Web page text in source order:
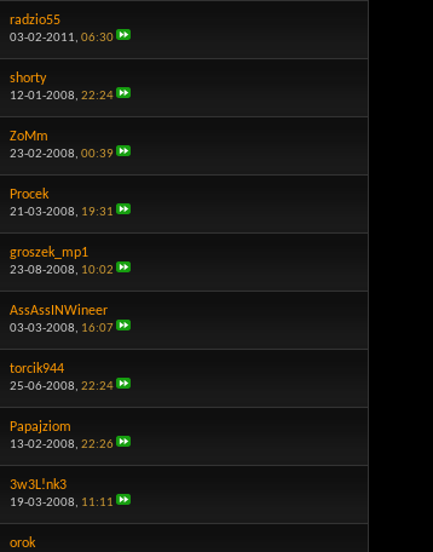
radzio55
03-02-2011, 06:30
shorty
12-01-2008, 22:24
ZoMm
23-02-2008, 00:39
Procek
21-03-2008, 19:31
groszek_mp1
23-08-2008, 10:02
AssAssINWineer
03-03-2008, 16:07
torcik944
25-06-2008, 22:24
Papajziom
13-02-2008, 22:26
3w3L!nk3
19-03-2008, 11:11
orok